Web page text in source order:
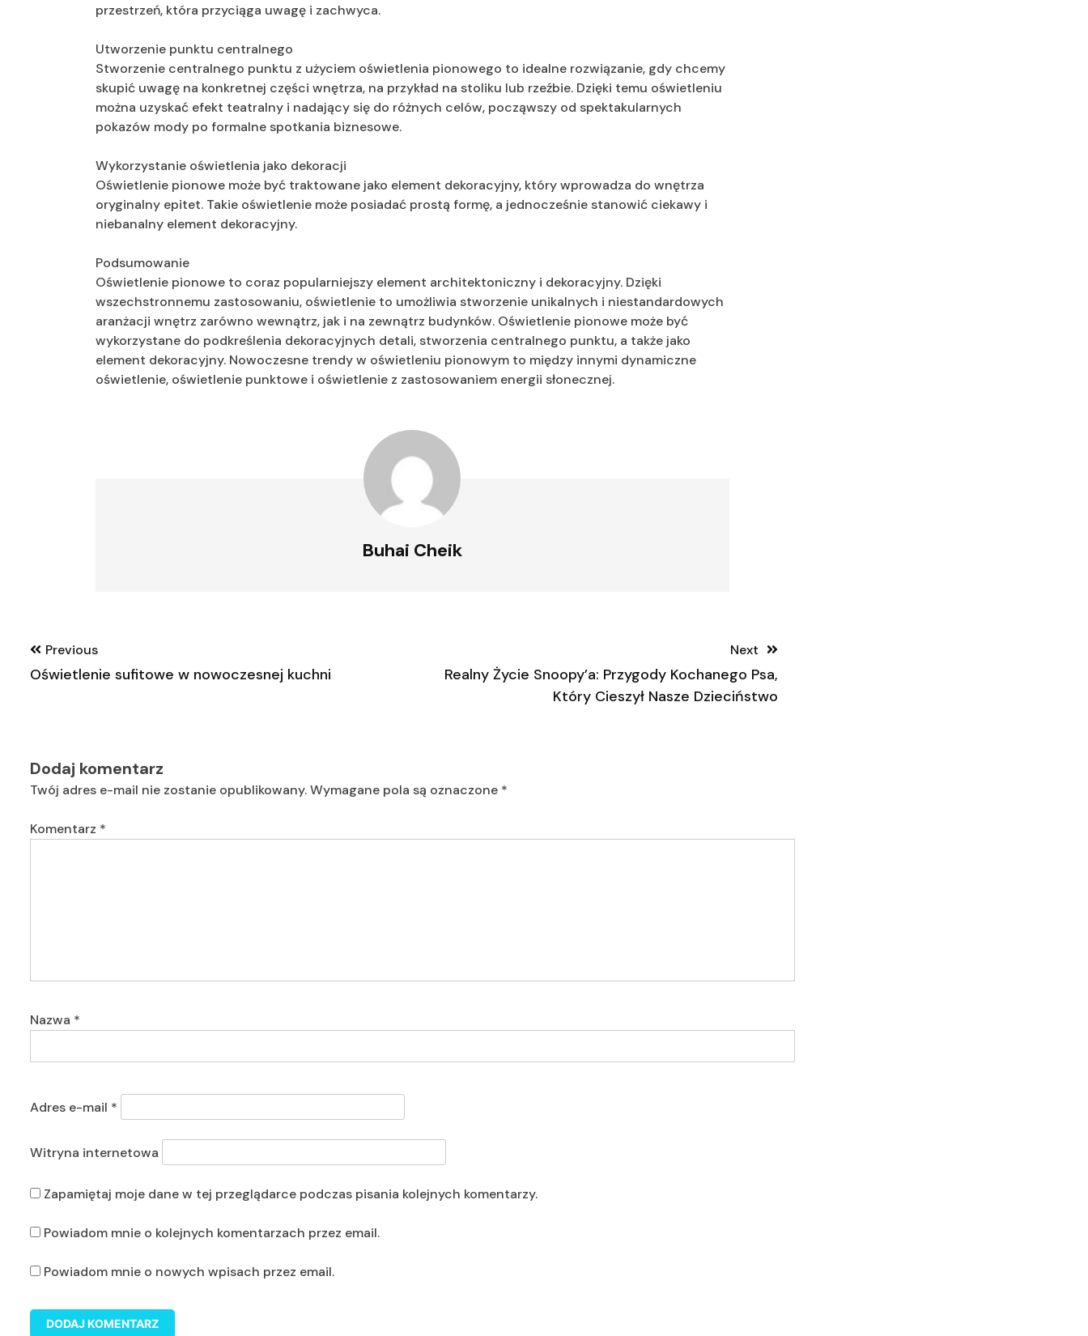
przestrzeń, która przyciąga uwagę i zachwyca.
Utworzenie punktu centralnego
Stworzenie centralnego punktu z użyciem oświetlenia pionowego to idealne rozwiązanie, gdy chcemy
skupić uwagę na konkretnej części wnętrza, na przykład na stoliku lub rzeźbie. Dzięki temu oświetleniu
można uzyskać efekt teatralny i nadający się do różnych celów, począwszy od spektakularnych
pokazów mody po formalne spotkania biznesowe.
Wykorzystanie oświetlenia jako dekoracji
Oświetlenie pionowe może być traktowane jako element dekoracyjny, który wprowadza do wnętrza
oryginalny epitet. Takie oświetlenie może posiadać prostą formę, a jednocześnie stanowić ciekawy i
niebanalny element dekoracyjny.
Podsumowanie
Oświetlenie pionowe to coraz popularniejszy element architektoniczny i dekoracyjny. Dzięki
wszechstronnemu zastosowaniu, oświetlenie to umożliwia stworzenie unikalnych i niestandardowych
aranżacji wnętrz zarówno wewnątrz, jak i na zewnątrz budynków. Oświetlenie pionowe może być
wykorzystane do podkreślenia dekoracyjnych detali, stworzenia centralnego punktu, a także jako
element dekoracyjny. Nowoczesne trendy w oświetleniu pionowym to między innymi dynamiczne
oświetlenie, oświetlenie punktowe i oświetlenie z zastosowaniem energii słonecznej.
Buhai Cheik
Nawigacja
wpisu
Previous
Oświetlenie sufitowe w nowoczesnej kuchni
Next
Realny Życie Snoopy’a: Przygody Kochanego Psa,
Który Cieszył Nasze Dzieciństwo
Dodaj komentarz
Twój adres e-mail nie zostanie opublikowany.Wymagane pola są oznaczone *
Komentarz *
Nazwa *
Adres e-mail *
Witryna internetowa
Zapamiętaj moje dane w tej przeglądarce podczas pisania kolejnych komentarzy.
Powiadom mnie o kolejnych komentarzach przez email.
Powiadom mnie o nowych wpisach przez email.